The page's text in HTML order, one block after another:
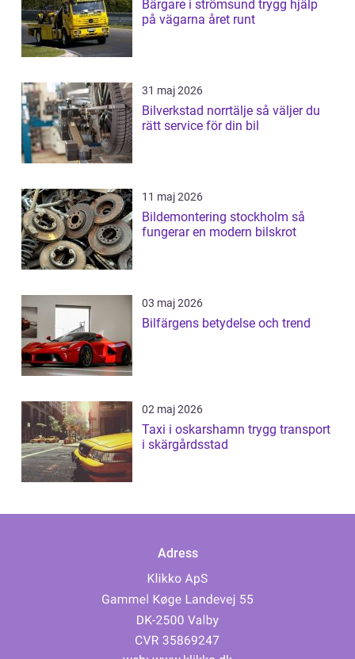
Bärgare i strömsund trygg hjälp
på vägarna året runt
31 maj 2026
Bilverkstad norrtälje så väljer du
rätt service för din bil
11 maj 2026
Bildemontering stockholm så
fungerar en modern bilskrot
03 maj 2026
Bilfärgens betydelse och trend
02 maj 2026
Taxi i oskarshamn trygg transport
i skärgårdsstad
Adress